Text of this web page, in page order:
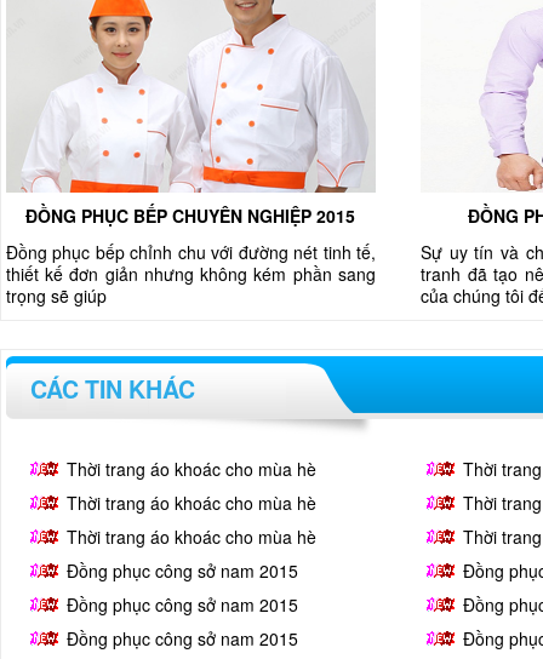
ĐỒNG PHỤC BẾP CHUYÊN NGHIỆP 2015
Đồng phục bếp chỉnh chu với đường nét tinh tế,
thiết kế đơn giản nhưng không kém phần sang
trọng sẽ giúp
ĐỒNG
Sự uy tín và
tranh đã tạo
của chúng tôi
CÁC TIN KHÁC
Thời trang áo khoác cho mùa hè
Thời
Thời trang áo khoác cho mùa hè
Thời
Thời trang áo khoác cho mùa hè
Thời
Đồng phục công sở nam 2015
Đồng
Đồng phục công sở nam 2015
Đồng
Đồng phục công sở nam 2015
Đồng